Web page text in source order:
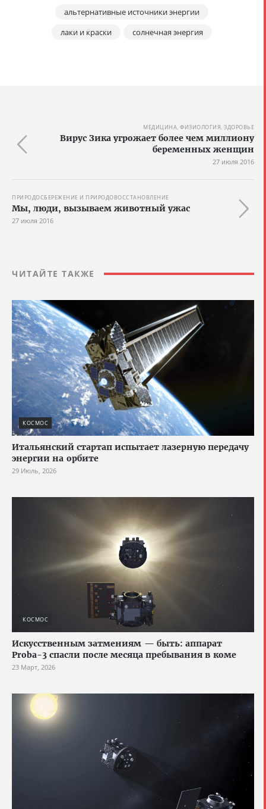
альтернативные источники энергии
лаки и краски
солнечная энергия
МЕДИЦИНА, ФИЗИОЛОГИЯ, ЗДОРОВЬЕ
Вирус Зика угрожает более чем миллиону
беременных женщин
27 июля 2016
ПРИРОДОСБЕРЕЖЕНИЕ И ПРИРОДОВОССТАНОВЛЕНИЕ
Мы, люди, вызываем животный ужас
27 июля 2016
ЧИТАЙТЕ ТАКЖЕ
КОСМОС
Итальянский стартап испытает лазерную передачу
энергии на орбите
29 Июль, 2026
КОСМОС
Искусственным затмениям — быть: аппарат
Proba-3 спасли после месяца пребывания в коме
23 Март, 2026